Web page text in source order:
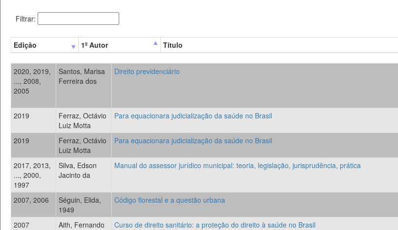
Filtrar:
Edição 1º Autor Título
2020, 2019,
..., 2008,
2005
Santos, Marisa
Ferreira dos
Direito previdenciário
2019
Ferraz, Octávio
Luiz Motta
Para equacionara judicialização da saúde no Brasil
2019
Ferraz, Octávio
Luiz Motta
Para equacionara judicialização da saúde no Brasil
2017, 2013,
..., 2000,
1997
Silva, Edson
Jacinto da
Manual do assessor jurídico municipal: teoria, legislação, jurisprudência, prática
2007, 2006
Séguin, Elida,
1949
Código florestal e a questão urbana
2007
Aith, Fernando Curso de direito sanitário: a proteção do direito à saúde no Brasil